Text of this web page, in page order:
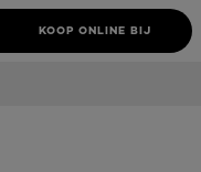
KOOP ONLINE BIJ